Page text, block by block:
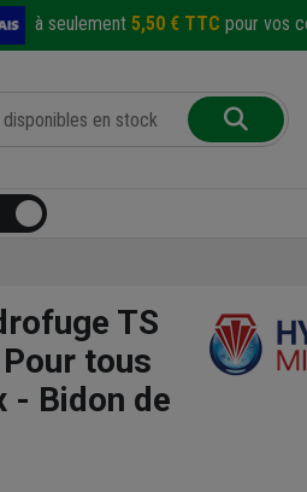
à seulement 5,50 € TTC pour vos
TS
tous
- Bidon de